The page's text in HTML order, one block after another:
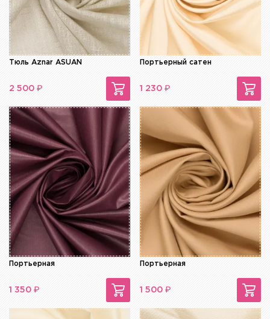
Тюль Aznar ASUAN
2 500 ₽
Портьерный сатен
1 230 ₽
Портьерная
1 350 ₽
Портьерная
1 500 ₽